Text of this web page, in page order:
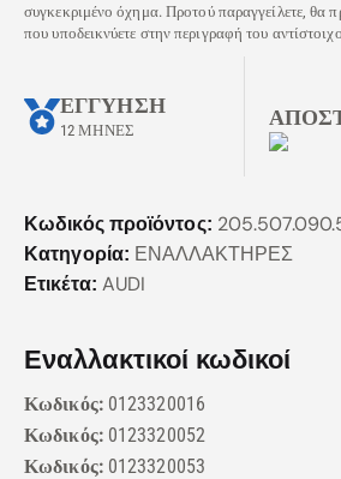
συγκεκριμένο όχημα. Προτού παραγγείλετε, θα
που υποδεικνύετε στην περιγραφή του
ΕΓΓΥΗΣΗ
12 ΜΗΝΕΣ
Κωδικός προϊόντος:
Κατηγορία: ΕΝΑΛΛΑΚΤΗΡΕΣ
Ετικέτα: AUDI
Εναλλακτικοί κωδικοί
Κωδικός: 0123320016
Κωδικός: 0123320052
Κωδικός: 0123320053